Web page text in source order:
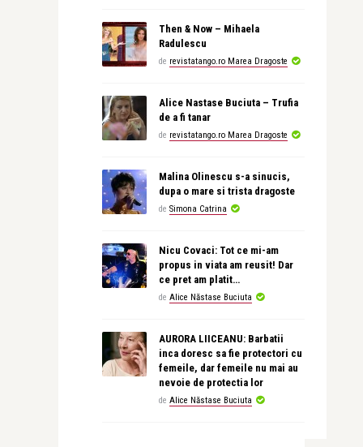
Then & Now – Mihaela
Radulescu
de revistatango.ro Marea Dragoste
Alice Nastase Buciuta – Trufia
de a fi tanar
de revistatango.ro Marea Dragoste
Malina Olinescu s-a sinucis,
dupa o mare si trista dragoste
de Simona Catrina
Nicu Covaci: Tot ce mi-am
propus in viata am reusit! Dar
ce pret am platit…
de Alice Năstase Buciuta
AURORA LIICEANU: Barbatii
inca doresc sa fie protectori cu
femeile, dar femeile nu mai au
nevoie de protectia lor
de Alice Năstase Buciuta